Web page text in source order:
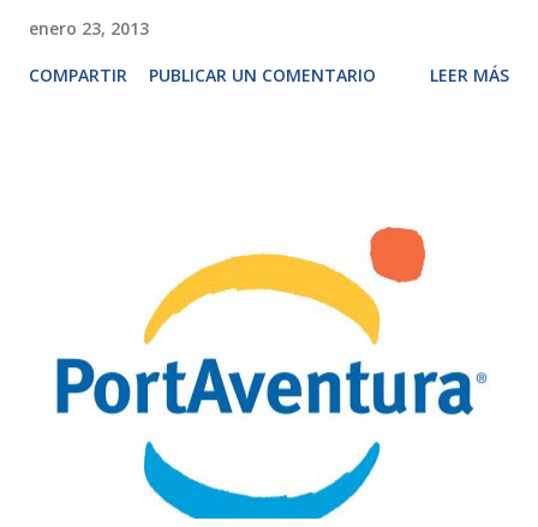
enero 23, 2013
COMPARTIR PUBLICAR UN COMENTARIO LEER MÁS